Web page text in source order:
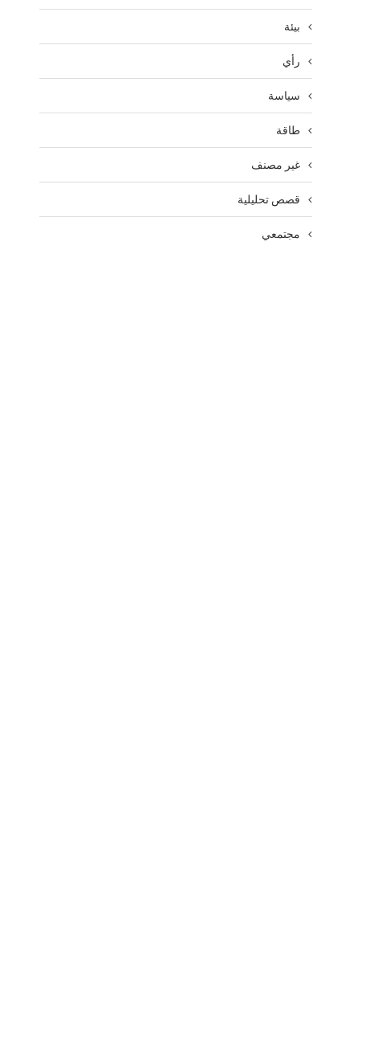
بيئة
رأي
سياسة
طاقة
غير مصنف
قصص تحليلية
مجتمعي